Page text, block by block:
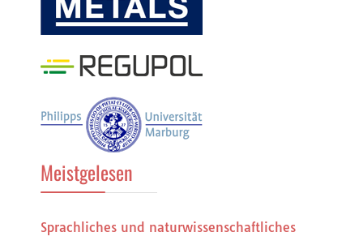
Meistgelesen
Sprachliches und naturwissenschaftliches